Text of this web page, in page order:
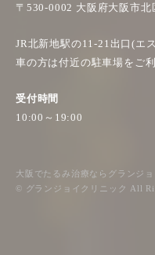
〒530-0002 大阪府大阪市
JR北新地駅の11-21出口(エ
車の方は付近の駐車場をご
受付時間
10:00～19:00
大阪でたるみ治療ならグランジ
© グランジョイクリニック All